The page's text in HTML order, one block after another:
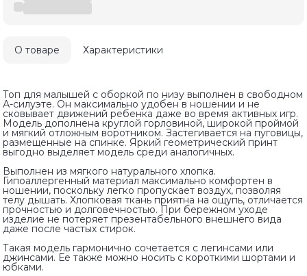
О товаре Характеристики
Топ для малышей с оборкой по низу выполнен в свободном
А-силуэте. Он максимально удобен в ношении и не
сковывает движений ребенка даже во время активных игр.
Модель дополнена круглой горловиной, широкой проймой
и мягкий отложным воротником. Застегивается на пуговицы,
размещенные на спинке. Яркий геометрический принт
выгодно выделяет модель среди аналогичных.
Выполнен из мягкого натурального хлопка.
Гипоаллергенный материал максимально комфортен в
ношении, поскольку легко пропускает воздух, позволяя
телу дышать. Хлопковая ткань приятна на ощупь, отличается
прочностью и долговечностью. При бережном уходе
изделие не потеряет презентабельного внешнего вида
даже после частых стирок.
Такая модель гармонично сочетается с легинсами или
джинсами. Ее также можно носить с короткими шортами и
юбками.